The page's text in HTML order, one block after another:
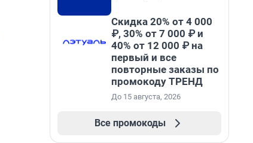
Скидка 20% от 4 000
₽, 30% от 7 000 ₽ и
40% от 12 000 ₽ на
первый и все
повторные заказы по
промокоду ТРЕНД
До 15 августа, 2026
Все промокоды